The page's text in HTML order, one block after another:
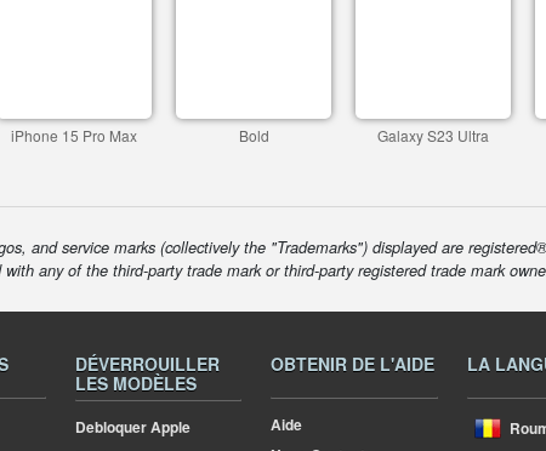
iPhone 15 Pro Max Bold Galaxy S23 Ultra
and service marks (collectively the "Trademarks") displayed are
any of the third-party trade mark or third-party registered trade mark
DÉVERROUILLER
LES MODÈLES
Debloquer Apple
OBTENIR DE L'AIDE
Aide
LA